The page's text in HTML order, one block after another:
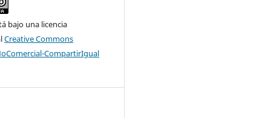
bajo una licencia
Creative Commons
CompartirIgual